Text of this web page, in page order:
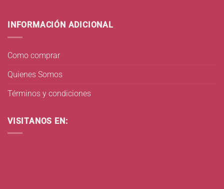
INFORMACIÓN ADICIONAL
Como comprar
Quienes Somos
Términos y condiciones
VISITANOS EN: